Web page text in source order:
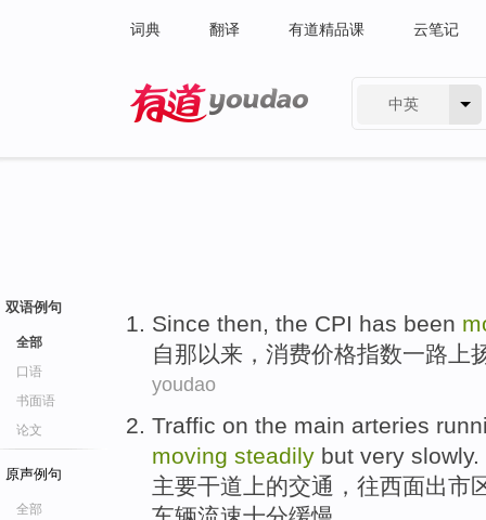
词典 翻译 有道精品课 云笔记
中英
双语例句
全部
口语
书面语
论文
原声例句
全部
Since then, the CPI has been
自那以来，消费价格指数一路上
youdao
Traffic on the main arteries
moving steadily but very slowly.
主要干道 上的交通 ，往西面出市